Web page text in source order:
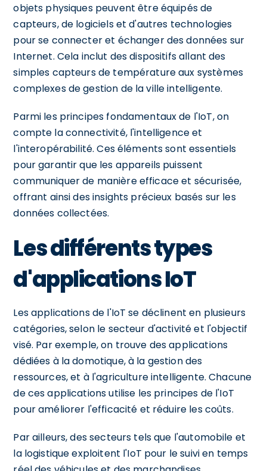
objets physiques peuvent être équipés de
capteurs, de logiciels et d'autres technologies
pour se connecter et échanger des données sur
Internet. Cela inclut des dispositifs allant des
simples capteurs de température aux systèmes
complexes de gestion de la ville intelligente.
Parmi les principes fondamentaux de l'IoT, on
compte la connectivité, l'intelligence et
l'interopérabilité. Ces éléments sont essentiels
pour garantir que les appareils puissent
communiquer de manière efficace et sécurisée,
offrant ainsi des insights précieux basés sur les
données collectées.
Les différents types
d'applications IoT
Les applications de l'IoT se déclinent en plusieurs
catégories, selon le secteur d'activité et l'objectif
visé. Par exemple, on trouve des applications
dédiées à la domotique, à la gestion des
ressources, et à l'agriculture intelligente. Chacune
de ces applications utilise les principes de l'IoT
pour améliorer l'efficacité et réduire les coûts.
Par ailleurs, des secteurs tels que l'automobile et
la logistique exploitent l'IoT pour le suivi en temps